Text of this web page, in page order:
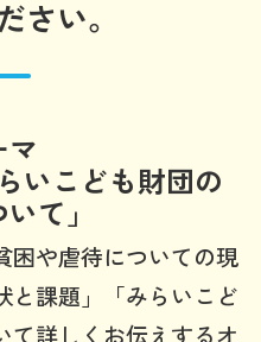
さい。
マ
いこども財団の
て」
困や虐待についての現
と課題」「みらいこど
て詳しくお伝えするオ